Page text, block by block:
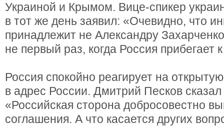
Украиной и Крымом. Вице-спикер
в тот же день заявил: «Очевидно, что
принадлежит не Александру
не первый раз, когда Россия прибегает
Россия спокойно реагирует на
в адрес России. Дмитрий Песков сказал
«Российская сторона добросовестно
соглашения. А что касается других